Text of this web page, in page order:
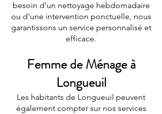
besoin d'un nettoyage hebdomadaire
ou d'une intervention ponctuelle, nous
garantissons un service personnalisé et
efficace.
Femme de Ménage à
Longueuil
Les habitants de Longueuil peuvent
également compter sur nos services